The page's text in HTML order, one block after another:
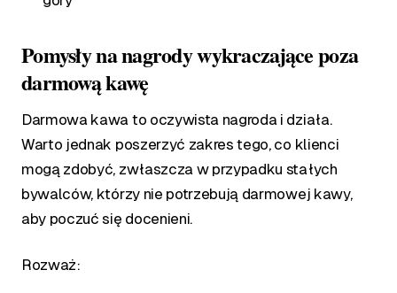
Pomysły na nagrody wykraczające poza
darmową kawę
Darmowa kawa to oczywista nagroda i działa.
Warto jednak poszerzyć zakres tego, co klienci
mogą zdobyć, zwłaszcza w przypadku stałych
bywalców, którzy nie potrzebują darmowej kawy,
aby poczuć się docenieni.
Rozważ: